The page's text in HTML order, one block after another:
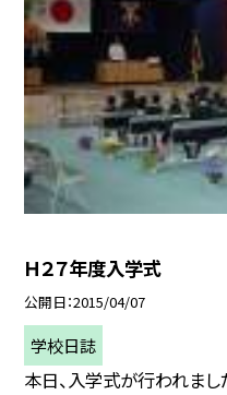
Ｈ２７年度入学式
公開日 2015/04/07
学校日誌
本日、入学式が行われまし